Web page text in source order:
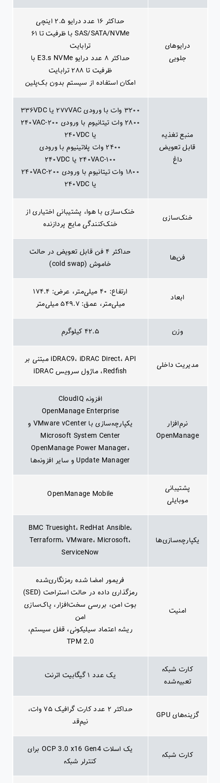
درایوهای
جلویی
حداکثر ۱۶ عدد درایو ۲.۵ اینچی
SAS/SATA/NVMe با ظرفیت تا ۶۱
ترابایت
حداکثر ۸ عدد درایو E3.s NVMe با
ظرفیت تا ۲۸۸ ترابایت
امکان استفاده از سیستم بدون بک‌پلین
منبع تغذیه
قابل تعویض
داغ
۳۲۰۰ وات با ورودی ۲۷۷VAC یا ۳۳۶VDC
۲۸۰۰ وات تیتانیوم با ورودی ۲۰۰-۲۴۰VAC
یا ۲۴۰VDC
۲۴۰۰ وات پلاتینیوم با ورودی
۱۰۰-۲۴۰VAC یا ۲۴۰VDC
۱۸۰۰ وات تیتانیوم با ورودی ۲۰۰-۲۴۰VAC
یا ۲۴۰VDC
خنک‌سازی
خنک‌سازی با هوا، پشتیبانی اختیاری از
خنک‌کنندگی مایع پردازنده
فن‌ها
حداکثر ۴ فن قابل تعویض در حالت
خاموش (cold swap)
ابعاد
ارتفاع: ۴۰ میلی‌متر، عرض: ۱۷۴.۴
میلی‌متر، عمق: ۵۴۹.۷ میلی‌متر
وزن ۴۲.۵ کیلوگرم
مدیریت داخلی
iDRAC9، iDRAC Direct، API مبتنی بر
Redfish، ماژول سرویس iDRAC
نرم‌افزار
OpenManage
افزونه CloudIQ
OpenManage Enterprise
یکپارچه‌سازی با VMware vCenter و
Microsoft System Center
OpenManage Power Manager،
Update Manager و سایر افزونه‌ها
پشتیبانی
موبایلی
OpenManage Mobile
یکپارچه‌سازی‌ها
BMC Truesight، RedHat Ansible،
Terraform، VMware، Microsoft،
ServiceNow
امنیت
فریمور امضا شده رمزنگاری‌شده
رمزگذاری داده در حالت استراحت (SED)
بوت امن، بررسی سخت‌افزار، پاک‌سازی
امن
ریشه اعتماد سیلیکونی، قفل سیستم،
TPM 2.0
کارت شبکه
تعبیه‌شده
یک عدد ۱ گیگابیت اترنت
گزینه‌های GPU
حداکثر ۲ عدد کارت گرافیک ۷۵ وات،
نیم‌قد
کارت شبکه
یک اسلات OCP 3.0 x16 Gen4 برای
کنترلر شبکه